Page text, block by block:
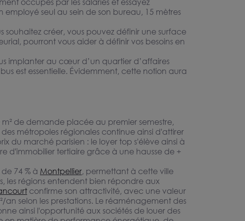
occupés par les salariés et essayez
employé seul au sein de son bureau, 15 mètres
souhaitez créer, vous pouvez définir une surface
pourront vous aider à définir vos besoins en
implanter au cœur d’un quartier d’affaires
est essentielle. Évidemment, cette notion aura
de demande placée au premier semestre,
métropoles régionales continue ainsi d'attirer
du marché parisien : le loyer top s'élève ainsi à
d'immobilier tertiaire grâce à une hausse de +
74 % à Montpellier, permettant à cette ville
les régions entendent bien répondre aux
confirme son attractivité, avec une valeur
an selon les prestations. Le réaménagement des
ainsi l'opportunité aux sociétés de louer des